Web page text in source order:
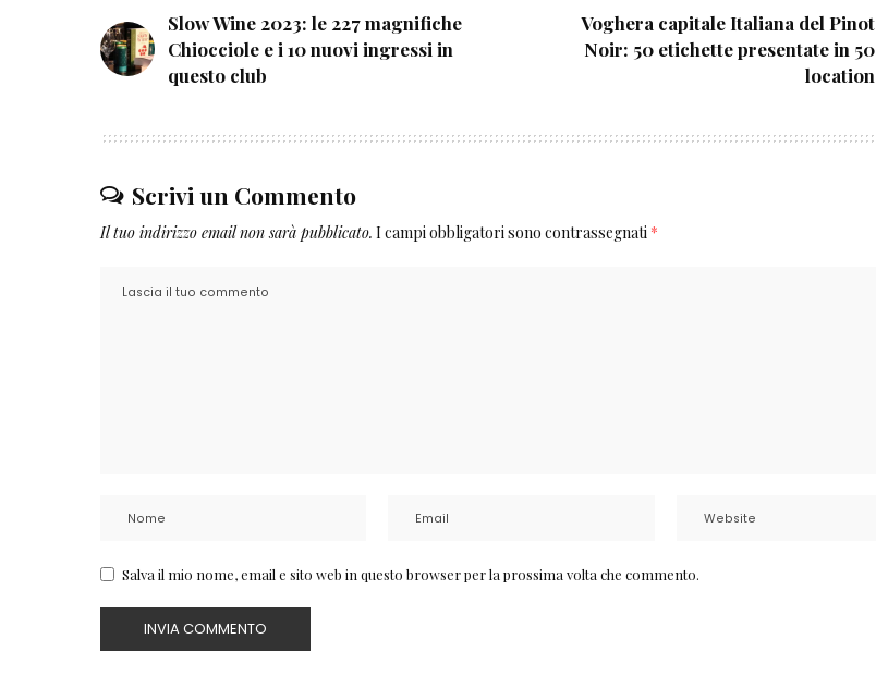
Slow Wine 2023: le 227 magnifiche
Chiocciole e i 10 nuovi ingressi in
questo club
Voghera capitale Italiana del Pinot
Noir: 50 etichette presentate in 50
location
Scrivi un Commento
Il tuo indirizzo email non sarà pubblicato. I campi obbligatori sono contrassegnati *
Salva il mio nome, email e sito web in questo browser per la prossima volta che commento.